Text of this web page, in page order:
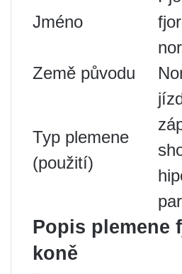
Jméno
Země původu
Typ plemene
(použití)
Popis plemene
koně